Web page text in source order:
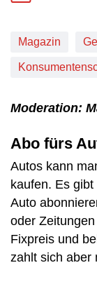
Magazin
Moderation:
Abo fürs
Autos kann
kaufen. Es
Auto
oder
Fixpreis und
zahlt sich aber